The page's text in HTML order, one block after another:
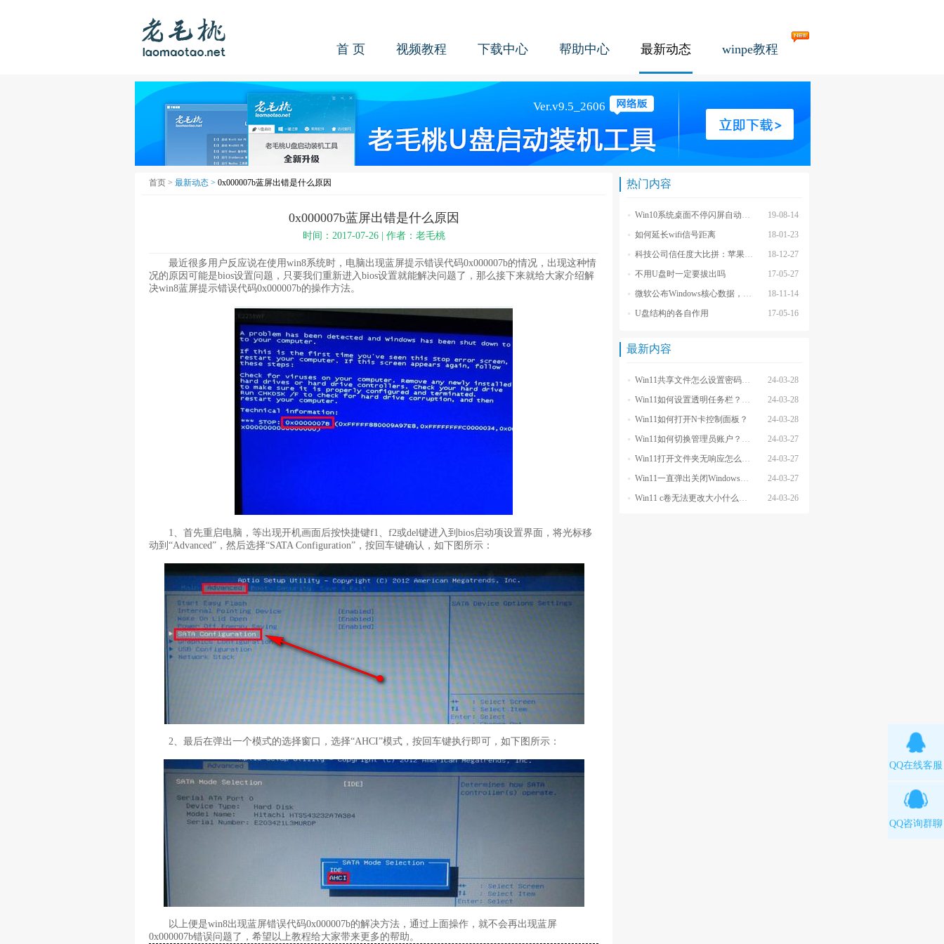
首 页 视频教程 下载中心 帮助中心 最新动态 winpe教程
首页 > 最新动态 > 0x000007b蓝屏出错是什么原因
0x000007b蓝屏出错是什么原因
时间：2017-07-26 | 作者：老毛桃
最近很多用户反应说在使用win8系统时，电脑出现蓝屏提示错误代码0x000007b的情况，出现这种情
况的原因可能是bios设置问题，只要我们重新进入bios设置就能解决问题了，那么接下来就给大家介绍解
决win8蓝屏提示错误代码0x000007b的操作方法。
1、首先重启电脑，等出现开机画面后按快捷键f1、f2或del键进入到bios启动项设置界面，将光标移
动到“Advanced”，然后选择“SATA Configuration”，按回车键确认，如下图所示：
2、最后在弹出一个模式的选择窗口，选择“AHCI”模式，按回车键执行即可，如下图所示：
以上便是win8出现蓝屏错误代码0x000007b的解决方法，通过上面操作，就不会再出现蓝屏
0x000007b错误问题了，希望以上教程给大家带来更多的帮助。
热门内容
19-08-14
Win10系统桌面不停闪屏自动刷新的解决方法
18-01-23
如何延长wifi信号距离
18-12-27
科技公司信任度大比拼：苹果上榜最不受信任前茅
17-05-27
不用U盘时一定要拔出吗
18-11-14
微软公布Windows核心数据，应用数量iOS和安卓遥不可及
17-05-16
U盘结构的各自作用
最新内容
24-03-28
Win11共享文件怎么设置密码和权限？
24-03-28
Win11如何设置透明任务栏？Win11设置透明任务栏的方法
24-03-28
Win11如何打开N卡控制面板？
24-03-27
Win11如何切换管理员账户？Win11切换管理员账户的方法
24-03-27
Win11打开文件夹无响应怎么办？
24-03-27
Win11一直弹出关闭Windows窗口怎么解决？
24-03-26
Win11 c卷无法更改大小什么原因？
QQ在线客服
QQ咨询群聊